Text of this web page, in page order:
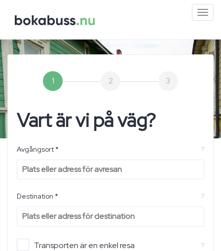
1 2 3
Vart är vi på väg?
Avgångsort * ?
Destination * ?
Transporten är en enkel resa ?